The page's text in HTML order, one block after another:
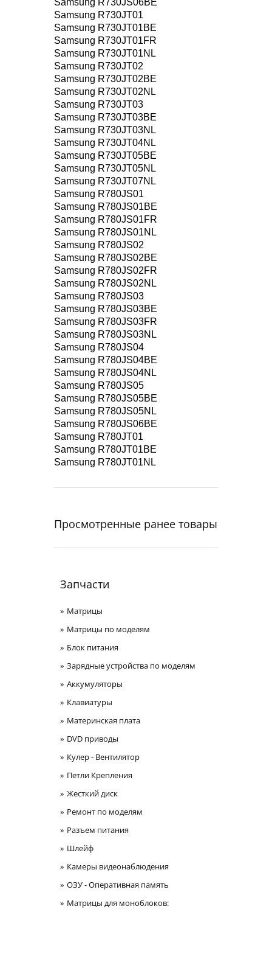
Samsung R730JS06BE
Samsung R730JT01
Samsung R730JT01BE
Samsung R730JT01FR
Samsung R730JT01NL
Samsung R730JT02
Samsung R730JT02BE
Samsung R730JT02NL
Samsung R730JT03
Samsung R730JT03BE
Samsung R730JT03NL
Samsung R730JT04NL
Samsung R730JT05BE
Samsung R730JT05NL
Samsung R730JT07NL
Samsung R780JS01
Samsung R780JS01BE
Samsung R780JS01FR
Samsung R780JS01NL
Samsung R780JS02
Samsung R780JS02BE
Samsung R780JS02FR
Samsung R780JS02NL
Samsung R780JS03
Samsung R780JS03BE
Samsung R780JS03FR
Samsung R780JS03NL
Samsung R780JS04
Samsung R780JS04BE
Samsung R780JS04NL
Samsung R780JS05
Samsung R780JS05BE
Samsung R780JS05NL
Samsung R780JS06BE
Samsung R780JT01
Samsung R780JT01BE
Samsung R780JT01NL
Просмотренные ранее товары
Запчасти
Матрицы
Матрицы по моделям
Блок питания
Зарядные устройства по моделям
Аккумуляторы
Клавиатуры
Материнская плата
DVD приводы
Кулер - Вентилятор
Петли Крепления
Жесткий диск
Ремонт по моделям
Разъем питания
Шлейф
Камеры видеонаблюдения
ОЗУ - Оперативная память
Матрицы для моноблоков: